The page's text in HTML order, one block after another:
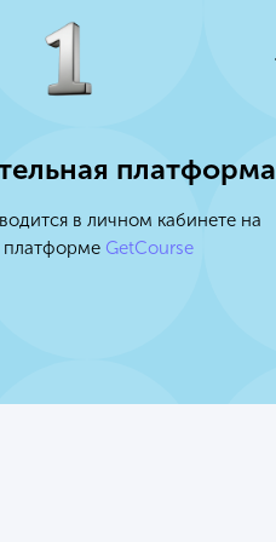
платформа
в личном кабинете на
GetCourse